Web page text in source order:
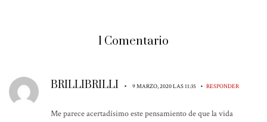
1 Comentario
BRILLIBRILLI • 9 MARZO, 2020 LAS 11:35 • RESPONDER
Me parece acertadísimo este pensamiento de que la vida